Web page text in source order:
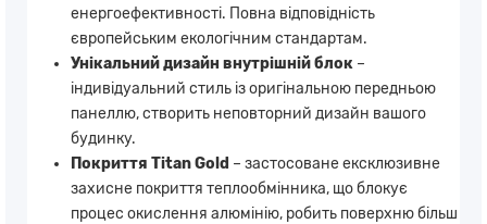
енергоефективності. Повна відповідність
європейським екологічним стандартам.
Унікальний дизайн внутрішній блок –
індивідуальний стиль із оригінальною передньою
панеллю, створить неповторний дизайн вашого
будинку.
Покриття Titan Gold – застосоване ексклюзивне
захисне покриття теплообмінника, що блокує
процес окислення алюмінію, робить поверхню більш